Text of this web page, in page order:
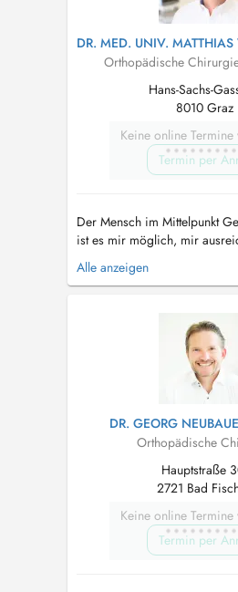
DR. MED. UNIV. MATTHIAS
Orthopädische Chirurgie
Hans-Sachs-
8010 Graz
Keine online
Termin per
Der Mensch im Mittelpunkt
ist es mir möglich, mir
Anliegen meiner Patienten zu
ausführliche Diagnostik
Alle anzeigen
DR. GEORG
Orthopädische
Hauptstraße
2721 Bad
Keine online
Termin per